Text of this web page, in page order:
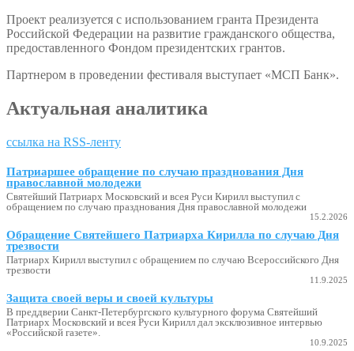
Проект реализуется с использованием гранта Президента
Российской Федерации на развитие гражданского общества,
предоставленного Фондом президентских грантов.
Партнером в проведении фестиваля выступает «МСП Банк».
Актуальная аналитика
ссылка на RSS-ленту
Патриаршее обращение по случаю празднования Дня
православной молодежи
Святейший Патриарх Московский и всея Руси Кирилл выступил с
обращением по случаю празднования Дня православной молодежи
15.2.2026
Обращение Святейшего Патриарха Кирилла по случаю Дня
трезвости
Патриарх Кирилл выступил с обращением по случаю Всероссийского Дня
трезвости
11.9.2025
Защита своей веры и своей культуры
В преддверии Санкт-Петербургского культурного форума Святейший
Патриарх Московский и всея Руси Кирилл дал эксклюзивное интервью
«Российской газете».
10.9.2025